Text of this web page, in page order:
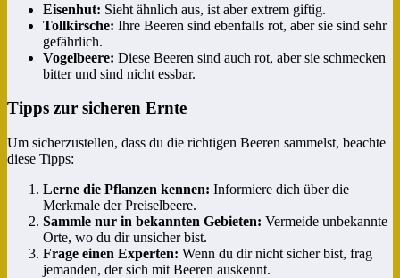
Eisenhut: Sieht ähnlich aus, ist aber extrem giftig.
Tollkirsche: Ihre Beeren sind ebenfalls rot, aber sie sind sehr
gefährlich.
Vogelbeere: Diese Beeren sind auch rot, aber sie schmecken
bitter und sind nicht essbar.
Tipps zur sicheren Ernte
Um sicherzustellen, dass du die richtigen Beeren sammelst, beachte
diese Tipps:
Lerne die Pflanzen kennen: Informiere dich über die
Merkmale der Preiselbeere.
Sammle nur in bekannten Gebieten: Vermeide unbekannte
Orte, wo du dir unsicher bist.
Frage einen Experten: Wenn du dir nicht sicher bist, frag
jemanden, der sich mit Beeren auskennt.